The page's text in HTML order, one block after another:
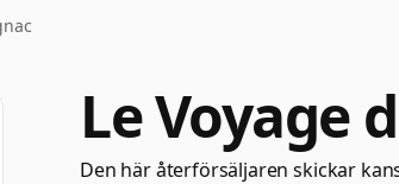
Le Voyage
Den här återförsäljaren skickar